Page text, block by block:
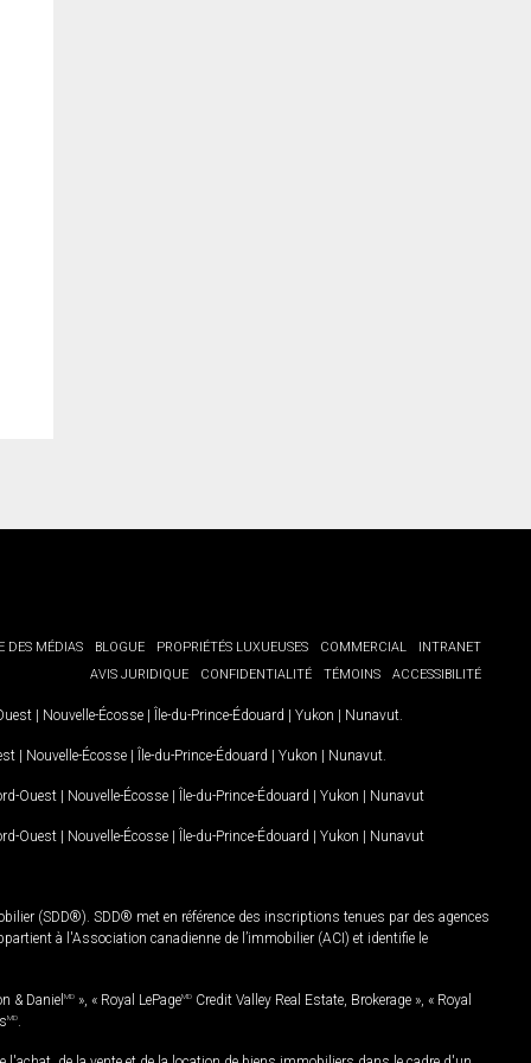
DES MÉDIAS BLOGUE PROPRIÉTÉS LUXUEUSES COMMERCIAL
INTRANET
AVIS JURIDIQUE
CONFIDENTIALITÉ TÉMOINS ACCESSIBILITÉ
Nouvelle-Écosse Île-du-Prince-Édouard Yukon Nunavut.
Nouvelle-Écosse Île-du-Prince-Édouard Yukon Nunavut.
Ouest Nouvelle-Écosse Île-du-Prince-Édouard Yukon Nunavut
Ouest Nouvelle-Écosse Île-du-Prince-Édouard Yukon Nunavut
(SDD®). SDD® met en référence des inscriptions tenues par des agences
à l'Association canadienne de l’immobilier (ACI) et identifie le
& Daniel MD », « Royal LePageMD Credit Valley Real Estate, Brokerage », « Royal
MD.